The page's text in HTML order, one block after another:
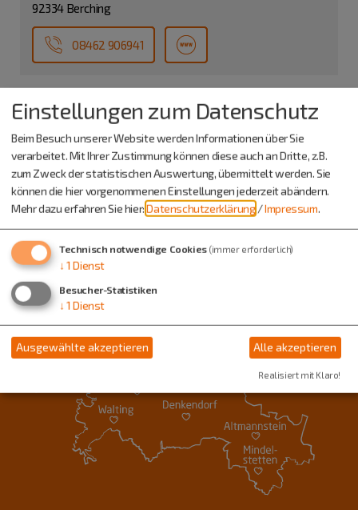
92334 Berching
08462 906941
Einstellungen zum Datenschutz
Beim Besuch unserer Website werden Informationen über Sie
verarbeitet. Mit Ihrer Zustimmung können diese auch an Dritte, z.B.
zum Zweck der statistischen Auswertung, übermittelt werden. Sie
können die hier vorgenommenen Einstellungen jederzeit abändern.
Mehr dazu erfahren Sie hier:Datenschutzerklärung /Impressum.
Technisch notwendige Cookies (immer erforderlich)
↓ 1 Dienst
Besucher-Statistiken
↓ 1 Dienst
Ausgewählte akzeptieren Alle akzeptieren
Realisiert mit Klaro!